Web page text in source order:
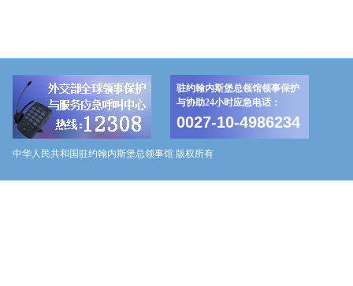
驻约翰内斯堡总领馆领事保护
与协助24小时应急电话：
0027-10-4986234
中华人民共和国驻约翰内斯堡总领事馆 版权所有